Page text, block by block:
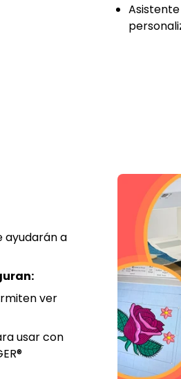
Asistente
ayudarán a
ver
usar con